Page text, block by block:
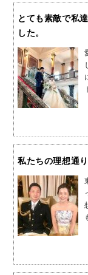
とても素敵で私
した。
私たちの理想通